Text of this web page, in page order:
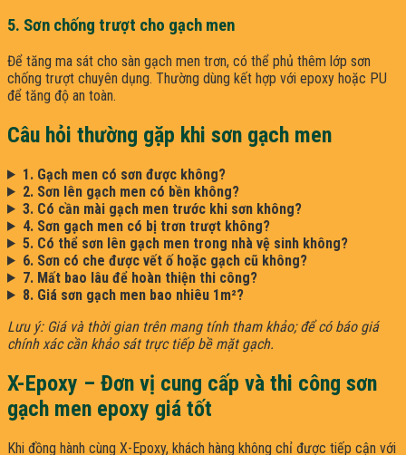
5. Sơn chống trượt cho gạch men
Để tăng ma sát cho sàn gạch men trơn, có thể phủ thêm lớp sơn
chống trượt chuyên dụng. Thường dùng kết hợp với epoxy hoặc PU
để tăng độ an toàn.
Câu hỏi thường gặp khi sơn gạch men
1. Gạch men có sơn được không?
2. Sơn lên gạch men có bền không?
3. Có cần mài gạch men trước khi sơn không?
4. Sơn gạch men có bị trơn trượt không?
5. Có thể sơn lên gạch men trong nhà vệ sinh không?
6. Sơn có che được vết ố hoặc gạch cũ không?
7. Mất bao lâu để hoàn thiện thi công?
8. Giá sơn gạch men bao nhiêu 1m²?
Lưu ý: Giá và thời gian trên mang tính tham khảo; để có báo giá
chính xác cần khảo sát trực tiếp bề mặt gạch.
X-Epoxy – Đơn vị cung cấp và thi công sơn
gạch men epoxy giá tốt
Khi đồng hành cùng X-Epoxy, khách hàng không chỉ được tiếp cận với